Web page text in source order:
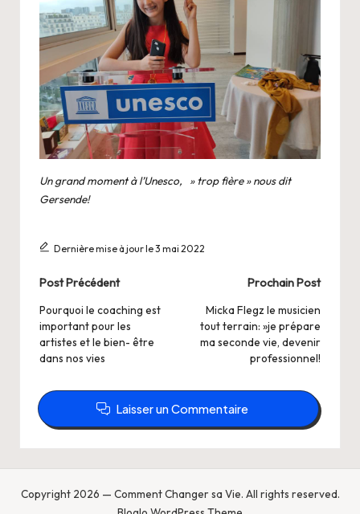
Un grand moment à l’Unesco, » trop fière » nous dit
Gersende!
Dernière mise à jour le 3 mai 2022
Post
navigation
Post Précédent
Pourquoi le coaching est
important pour les
artistes et le bien- être
dans nos vies
Prochain Post
Micka Flegz le musicien
tout terrain: »je prépare
ma seconde vie, devenir
professionnel!
Laisser un Commentaire
Copyright 2026 — Comment Changer sa Vie. All rights reserved.